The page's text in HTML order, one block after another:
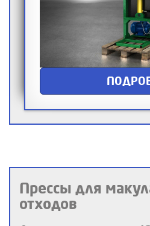
Прессы для
отходов